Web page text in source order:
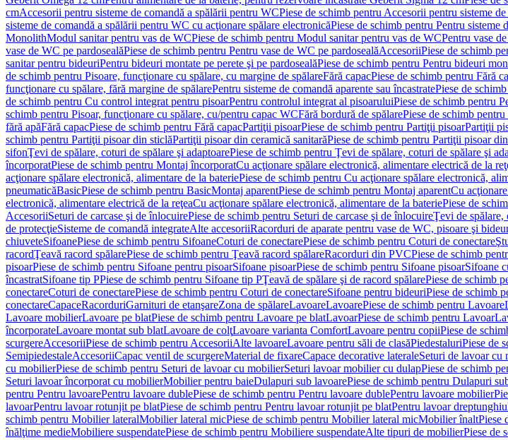
cmAccesorii pentru sisteme de comandă a spălării pentru WCPiese de schimb pentru Accesorii pentru sisteme
sisteme de comandă a spălării pentru WC cu acţionare spălare electronicăPiese de schimb pentru Pentru sisteme
MonolithModul sanitar pentru vas de WCPiese de schimb pentru Modul sanitar pentru vas de WCPentru vase
vase de WC pe pardosealăPiese de schimb pentru Pentru vase de WC pe pardosealăAccesoriiPiese de schimb
sanitar pentru bideuriPentru bideuri montate pe perete şi pe pardosealăPiese de schimb pentru Pentru bideuri
de schimb pentru Pisoare, funcţionare cu spălare, cu margine de spălareFără capacPiese de schimb pentru Fără
funcţionare cu spălare, fără margine de spălarePentru sisteme de comandă aparente sau încastratePiese de
de schimb pentru Cu control integrat pentru pisoarPentru controlul integrat al pisoaruluiPiese de schimb pentru
schimb pentru Pisoar, funcţionare cu spălare, cu/pentru capac WCFără bordură de spălarePiese de schimb
fără apăFără capacPiese de schimb pentru Fără capacPartiţii pisoarPiese de schimb pentru Partiţii pisoarPartiţii
schimb pentru Partiţii pisoar din sticlăPartiţii pisoar din ceramică sanitarăPiese de schimb pentru Partiţii pisoar
sifonŢevi de spălare, coturi de spălare şi adaptoarePiese de schimb pentru Ţevi de spălare, coturi de spălare şi
încorporatPiese de schimb pentru Montaj încorporatCu acţionare spălare electronică, alimentare electrică de la
acţionare spălare electronică, alimentare de la bateriePiese de schimb pentru Cu acţionare spălare electronică,
pneumaticăBasicPiese de schimb pentru BasicMontaj aparentPiese de schimb pentru Montaj aparentCu
electronică, alimentare electrică de la reţeaCu acţionare spălare electronică, alimentare de la bateriePiese de
AccesoriiSeturi de carcase şi de înlocuirePiese de schimb pentru Seturi de carcase şi de înlocuireŢevi de spălare,
de protecţieSisteme de comandă integrateAlte accesoriiRacorduri de aparate pentru vase de WC, pisoare şi
chiuveteSifoanePiese de schimb pentru SifoaneCoturi de conectarePiese de schimb pentru Coturi de conectare
racordŢeavă racord spălarePiese de schimb pentru Ţeavă racord spălareRacorduri din PVCPiese de schimb
pisoarPiese de schimb pentru Sifoane pentru pisoarSifoane pisoarPiese de schimb pentru Sifoane pisoarSifoane
încastratSifoane tip PPiese de schimb pentru Sifoane tip PŢeavă de spălare şi de racord spălarePiese de schimb
conectareCoturi de conectarePiese de schimb pentru Coturi de conectareSifoane pentru bideuriPiese de schimb
conectareCapaceRacorduriGarnituri de etanşareZona de spălareLavoareLavoarePiese de schimb pentru Lavoare
Lavoare mobilierLavoare pe blatPiese de schimb pentru Lavoare pe blatLavoarPiese de schimb pentru Lavoar
încorporateLavoare montat sub blatLavoare de colţLavoare varianta ComfortLavoare pentru copiiPiese de
scurgereAccesoriiPiese de schimb pentru AccesoriiAlte lavoareLavoare pentru săli de clasăPiedestaluriPiese de
SemipiedestaleAccesoriiCapac ventil de scurgereMaterial de fixareCapace decorative lateraleSeturi de lavoar cu
cu mobilierPiese de schimb pentru Seturi de lavoar cu mobilierSeturi lavoar mobilier cu dulapPiese de schimb
Seturi lavoar încorporat cu mobilierMobilier pentru baieDulapuri sub lavoarePiese de schimb pentru Dulapuri
pentru Pentru lavoarePentru lavoare dublePiese de schimb pentru Pentru lavoare dublePentru lavoare mobilier
lavoarPentru lavoar rotunjit pe blatPiese de schimb pentru Pentru lavoar rotunjit pe blatPentru lavoar
schimb pentru Mobilier lateralMobilier lateral micPiese de schimb pentru Mobilier lateral micMobilier înaltPiese
înălţime medieMobiliere suspendatePiese de schimb pentru Mobiliere suspendateAlte tipuri de mobilierPiese de